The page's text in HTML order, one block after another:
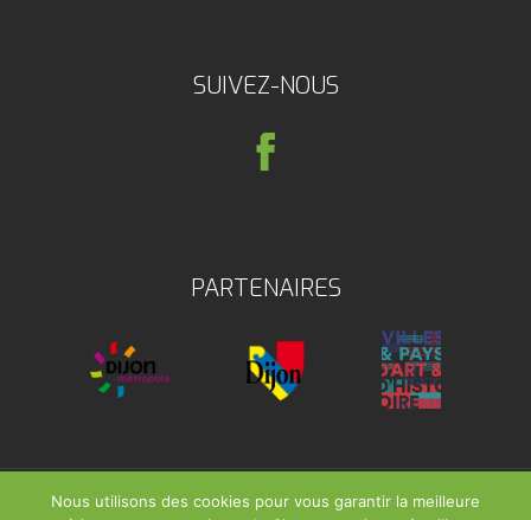
SUIVEZ-NOUS
PARTENAIRES
Mentions Légales | Politique de Confidentialité| Tous
Nous utilisons des cookies pour vous garantir la meilleure